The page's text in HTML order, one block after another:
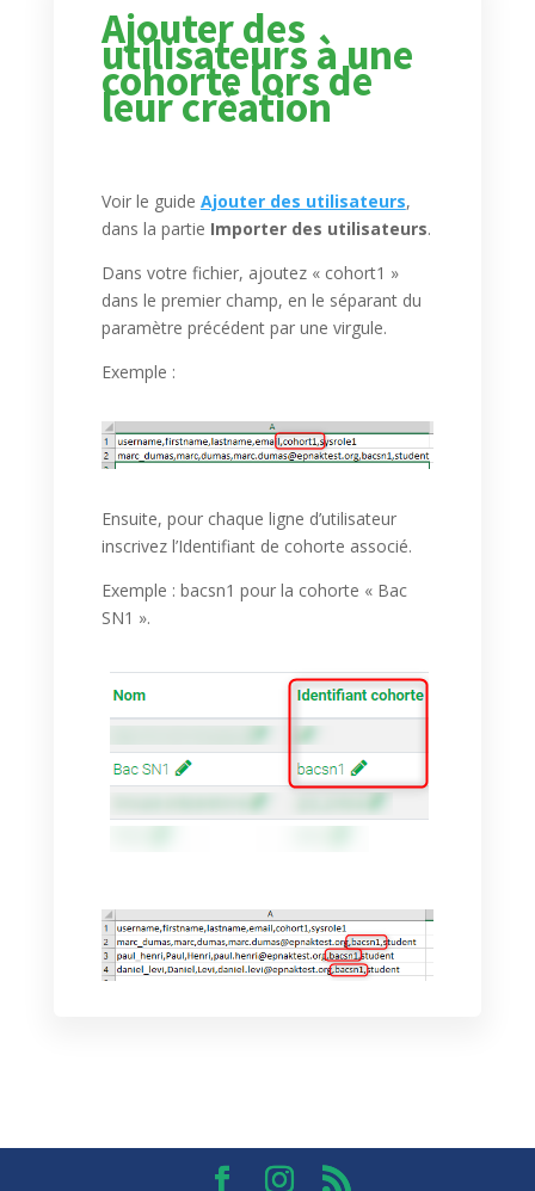
Ajouter des
utilisateurs à une
cohorte lors de
leur création
Voir le guide Ajouter des utilisateurs,
dans la partie Importer des utilisateurs.
Dans votre fichier, ajoutez « cohort1 »
dans le premier champ, en le séparant du
paramètre précédent par une virgule.
Exemple :
Ensuite, pour chaque ligne d’utilisateur
inscrivez l’Identifiant de cohorte associé.
Exemple : bacsn1 pour la cohorte « Bac
SN1 ».